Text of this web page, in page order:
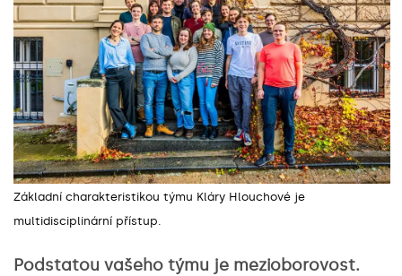
Základní charakteristikou týmu Kláry Hlouchové je
multidisciplinární přístup.
Podstatou vašeho týmu je mezioborovost.